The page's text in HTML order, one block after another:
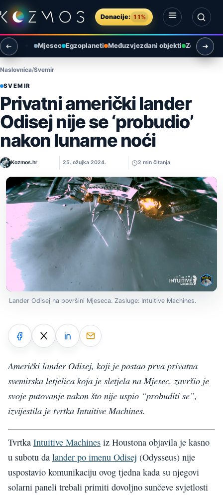
Preskoči na sadržaj
Donacije: 11%
Otvori izbornik
Otvori pretragu
Mjesec Egzoplaneti Međuzvjezdani objekti Zemlja i
Naslovnica Svemir
SVEMIR
Privatni američki lander
Odisej nije se ‘probudio’
nakon lunarne noći
Kozmos.hr 25. ožujka 2024. 2 min čitanja
Lander Odisej na površini Mjeseca. Zasluge: Intuitive Machines.
Američki lander Odisej, koji je postao prva privatna
svemirska letjelica koja je sletjela na Mjesec, završio je
svoje putovanje nakon što nije uspio “probuditi se”,
izvijestila je tvrtka Intuitive Machines.
Tvrtka Intuitive Machines iz Houstona objavila je kasno
u subotu da lander po imenu Odisej (Odysseus) nije
uspostavio komunikaciju ovog tjedna kada su njegovi
solarni paneli trebali primiti dovoljno sunčeve svjetlosti